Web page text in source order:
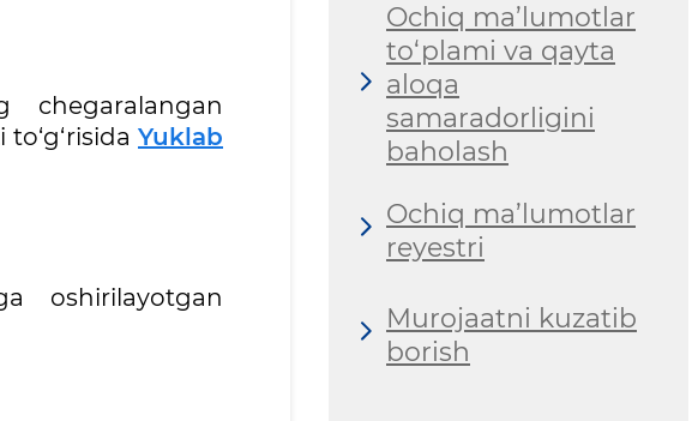
chegaralangan
Yuklab
oshirilayotgan
Ochiq ma’lumotlar
to‘plami va qayta
aloqa
samaradorligini
baholash
Ochiq ma’lumotlar
reyestri
Murojaatni kuzatib
borish